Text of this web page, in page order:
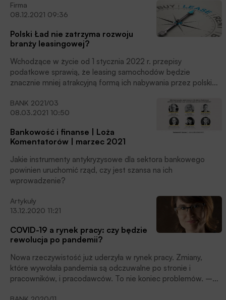
sklepach detalicznych”, autorstwa UCE Research i Wyższych
Szkół Bankowych. To dowód na to, że realny wzrost cen,
jego dynamika i odczuwalność dla konsumentów znacznie
przewyższają oficjalne odczyty inflacji.
Firma
08.12.2021 09:36
Polski Ład nie zatrzyma rozwoju
branży leasingowej?
Wchodzące w życie od 1 stycznia 2022 r. przepisy
podatkowe sprawią, że leasing samochodów będzie
znacznie mniej atrakcyjną formą ich nabywania przez polskie
wykupu auta po zakończeniu umowy leasingowej, jak i jego
późniejszej odprzedaży bądź przeniesienia do prywatnego
majątku przedsiębiorcy. Z kolei w ocenie przedstawicieli
branży leasingowej nowe regulacje nie powinny wpłynąć na
rentowność sektora, który w dalszym ciągu dysponować
będzie sporym potencjałem.
BANK 2021/03
08.03.2021 10:50
Bankowość i finanse | Loża
Komentatorów | marzec 2021
Jakie instrumenty antykryzysowe dla sektora bankowego
powinien uruchomić rząd, czy jest szansa na ich
wprowadzenie?
Artykuły
13.12.2020 11:21
COVID-19 a rynek pracy: czy będzie
rewolucja po pandemii?
Nowa rzeczywistość już uderzyła w rynek pracy. Zmiany,
które wywołała pandemia są odczuwalne po stronie i
pracowników, i pracodawców. To nie koniec problemów. –